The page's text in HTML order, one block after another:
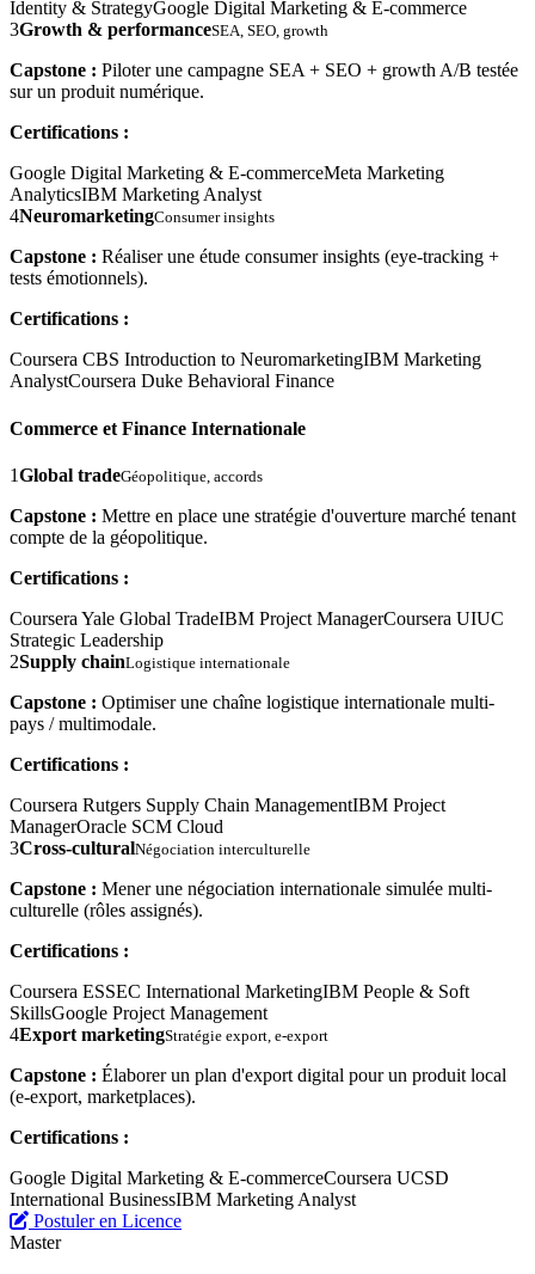
Identity & StrategyGoogle Digital Marketing & E-commerce
3Growth & performanceSEA, SEO, growth
Capstone : Piloter une campagne SEA + SEO + growth A/B testée
sur un produit numérique.
Certifications :
Google Digital Marketing & E-commerceMeta Marketing
AnalyticsIBM Marketing Analyst
4NeuromarketingConsumer insights
Capstone : Réaliser une étude consumer insights (eye-tracking +
tests émotionnels).
Certifications :
Coursera CBS Introduction to NeuromarketingIBM Marketing
AnalystCoursera Duke Behavioral Finance
Commerce et Finance Internationale
1Global tradeGéopolitique, accords
Capstone : Mettre en place une stratégie d'ouverture marché tenant
compte de la géopolitique.
Certifications :
Coursera Yale Global TradeIBM Project ManagerCoursera UIUC
Strategic Leadership
2Supply chainLogistique internationale
Capstone : Optimiser une chaîne logistique internationale multi-
pays / multimodale.
Certifications :
Coursera Rutgers Supply Chain ManagementIBM Project
ManagerOracle SCM Cloud
3Cross-culturalNégociation interculturelle
Capstone : Mener une négociation internationale simulée multi-
culturelle (rôles assignés).
Certifications :
Coursera ESSEC International MarketingIBM People & Soft
SkillsGoogle Project Management
4Export marketingStratégie export, e-export
Capstone : Élaborer un plan d'export digital pour un produit local
(e-export, marketplaces).
Certifications :
Google Digital Marketing & E-commerceCoursera UCSD
International BusinessIBM Marketing Analyst
Postuler en Licence
Master